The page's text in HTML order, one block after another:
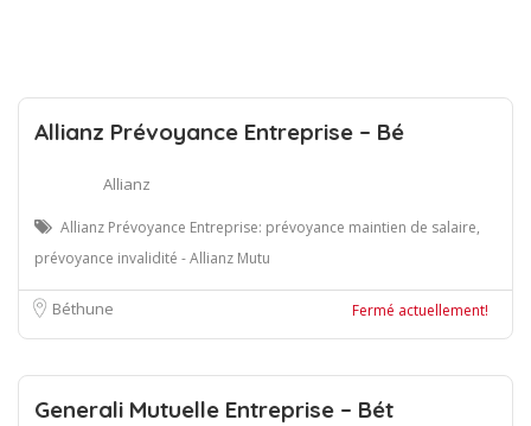
Allianz Prévoyance Entreprise – Bé
Allianz
Allianz Prévoyance Entreprise: prévoyance maintien de salaire,
prévoyance invalidité - Allianz Mutu
Béthune Fermé actuellement!
Generali Mutuelle Entreprise – Bét